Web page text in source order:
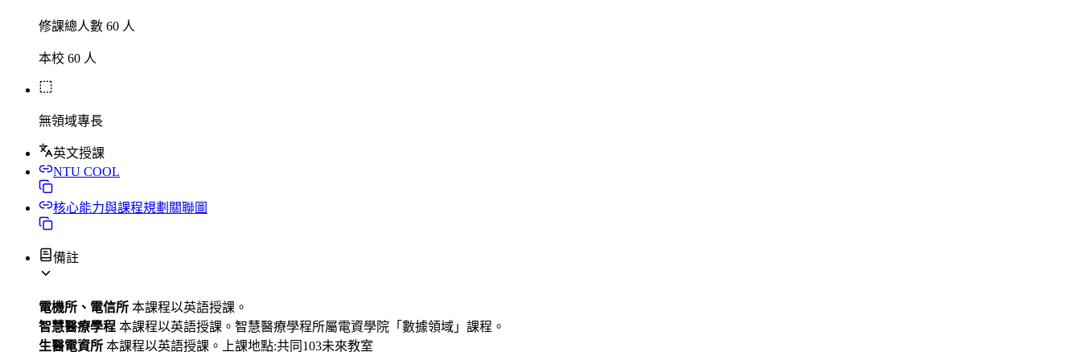
修課總人數 60 人
本校 60 人
無領域專長
英文授課
NTU COOL
核心能力與課程規劃關聯圖
備註
電機所、電信所 本課程以英語授課。
智慧醫療學程 本課程以英語授課。智慧醫療學程所屬電資學院「數據領域」課程。
生醫電資所 本課程以英語授課。上課地點:共同103未來教室